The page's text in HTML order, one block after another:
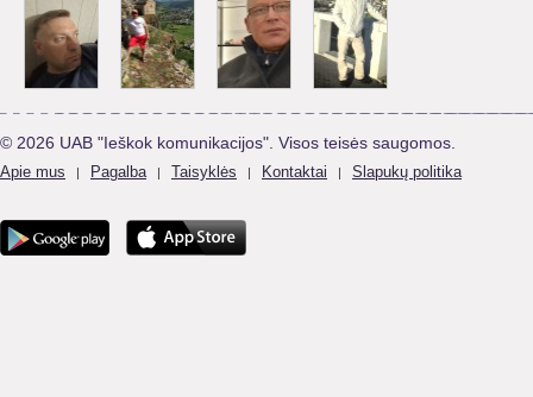
© 2026 UAB "Ieškok komunikacijos". Visos teisės saugomos.
Apie mus | Pagalba | Taisyklės | Kontaktai | Slapukų politika